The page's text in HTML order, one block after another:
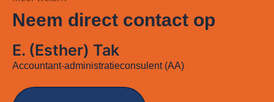
Neem direct contact op
E. (Esther) Tak
Accountant-administratieconsulent (AA)